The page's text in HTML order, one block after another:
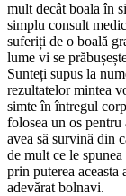
mult decât boala în
simplu consult
suferiți de o boală
lume vi se
Sunteți supus la
rezultatelor mintea
simte în întregul
folosea un os pentru
avea să survină din
de mult ce le
prin puterea
adevărat bolnavi.